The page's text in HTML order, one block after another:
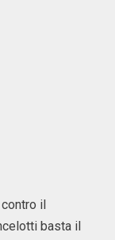
il
basta il